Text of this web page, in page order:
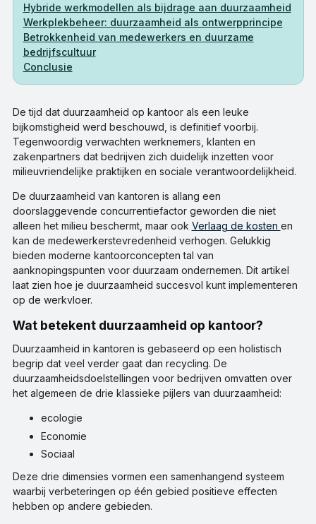
Hybride werkmodellen als bijdrage aan duurzaamheid
Werkplekbeheer: duurzaamheid als ontwerpprincipe
Betrokkenheid van medewerkers en duurzame
bedrijfscultuur
Conclusie
De tijd dat duurzaamheid op kantoor als een leuke
bijkomstigheid werd beschouwd, is definitief voorbij.
Tegenwoordig verwachten werknemers, klanten en
zakenpartners dat bedrijven zich duidelijk inzetten voor
milieuvriendelijke praktijken en sociale verantwoordelijkheid.
De duurzaamheid van kantoren is allang een
doorslaggevende concurrentiefactor geworden die niet
alleen het milieu beschermt, maar ook Verlaag de kosten en
kan de medewerkerstevredenheid verhogen. Gelukkig
bieden moderne kantoorconcepten tal van
aanknopingspunten voor duurzaam ondernemen. Dit artikel
laat zien hoe je duurzaamheid succesvol kunt implementeren
op de werkvloer.
Wat betekent duurzaamheid op kantoor?
Duurzaamheid in kantoren is gebaseerd op een holistisch
begrip dat veel verder gaat dan recycling. De
duurzaamheidsdoelstellingen voor bedrijven omvatten over
het algemeen de drie klassieke pijlers van duurzaamheid:
ecologie
Economie
Sociaal
Deze drie dimensies vormen een samenhangend systeem
waarbij verbeteringen op één gebied positieve effecten
hebben op andere gebieden.